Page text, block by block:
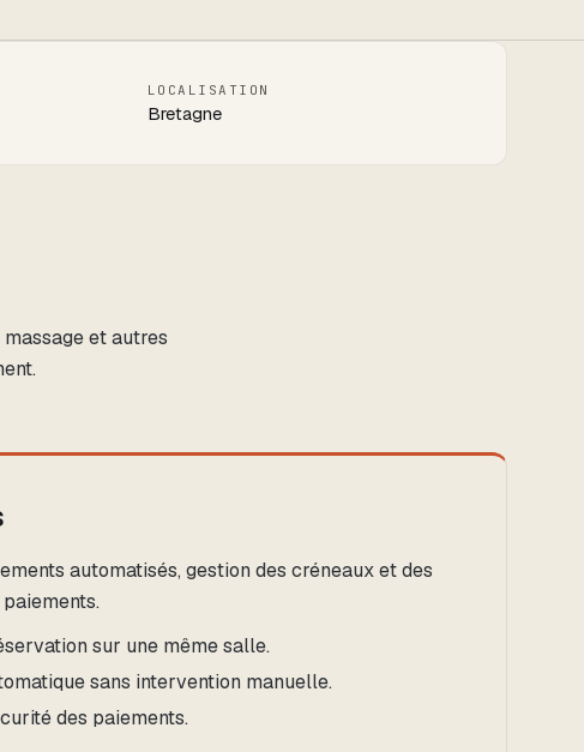
LOCALISATION
Bretagne
et autres
automatisés, gestion des créneaux et des
sur une même salle.
sans intervention manuelle.
des paiements.